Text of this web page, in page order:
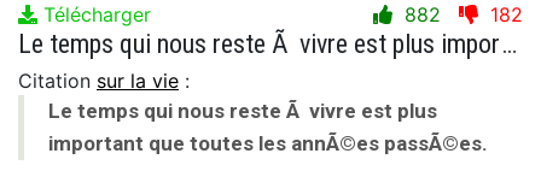
Télécharger 882 182
Le temps qui nous reste Ã vivre est plus important que toutes les annÃ©es passÃ©es.
Citation sur la vie :
Le temps qui nous reste Ã vivre est plus
important que toutes les annÃ©es passÃ©es.